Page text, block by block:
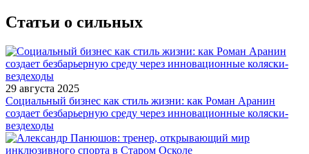
Статьи о сильных
29 августа 2025
Социальный бизнес как стиль жизни: как Роман Аранин
создает безбарьерную среду через инновационные коляски-
вездеходы